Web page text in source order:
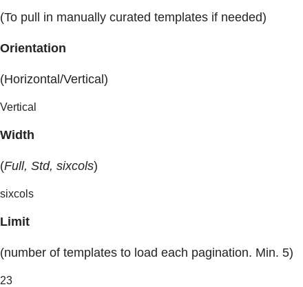
(To pull in manually curated templates if needed)
Orientation
(Horizontal/Vertical)
Vertical
Width
(Full, Std, sixcols)
sixcols
Limit
(number of templates to load each pagination. Min. 5)
23